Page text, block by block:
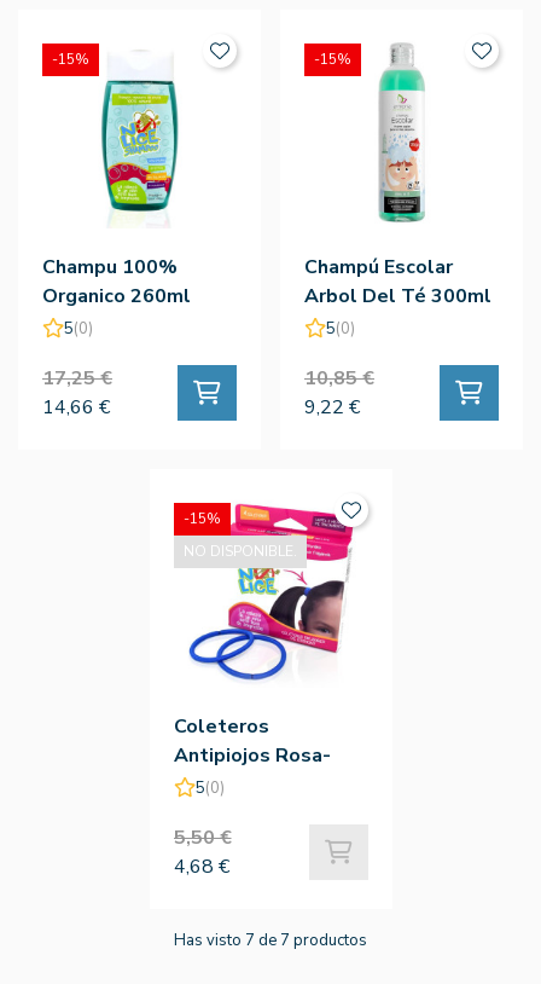
Champu 100%
Organico 260ml
5(0)
17,25 €
14,66 €
-15%
Champú Escolar
Arbol Del Té 300ml
- Armonía
5(0)
10,85 €
9,22 €
-15%
Coleteros
Antipiojos Rosa-
Azul 4ud
5(0)
5,50 €
4,68 €
-15%
NO DISPONIBLE.
Has visto 7 de 7 productos